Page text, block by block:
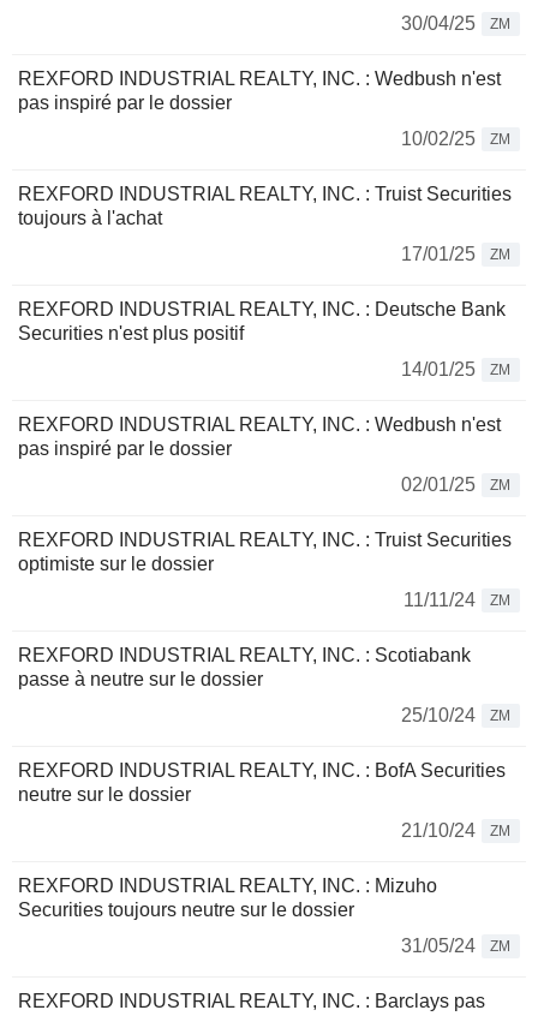
30/04/25 ZM
REXFORD INDUSTRIAL REALTY, INC. : Wedbush n'est
pas inspiré par le dossier
10/02/25
ZM
REXFORD INDUSTRIAL REALTY, INC. : Truist Securities
toujours à l'achat
17/01/25
ZM
REXFORD INDUSTRIAL REALTY, INC. : Deutsche Bank
Securities n'est plus positif
14/01/25
ZM
REXFORD INDUSTRIAL REALTY, INC. : Wedbush n'est
pas inspiré par le dossier
02/01/25
ZM
REXFORD INDUSTRIAL REALTY, INC. : Truist Securities
optimiste sur le dossier
11/11/24
ZM
REXFORD INDUSTRIAL REALTY, INC. : Scotiabank
passe à neutre sur le dossier
25/10/24
ZM
REXFORD INDUSTRIAL REALTY, INC. : BofA Securities
neutre sur le dossier
21/10/24
ZM
REXFORD INDUSTRIAL REALTY, INC. : Mizuho
Securities toujours neutre sur le dossier
31/05/24
ZM
REXFORD INDUSTRIAL REALTY, INC. : Barclays pas